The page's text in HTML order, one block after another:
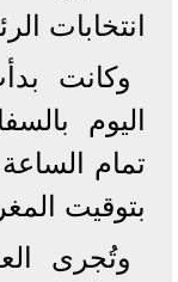
انتخابات
وكانت
اليوم
تمام
بتوقيت
وتُجرى